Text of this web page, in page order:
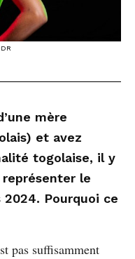
mère
et avez
togolaise, il y
le
Pourquoi ce
pas suffisamment